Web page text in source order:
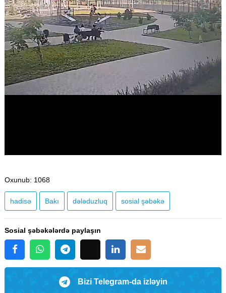
Oxunub: 1068
hadisə Bakı dələduzluq sosial şəbəkə
Sosial şəbəkələrdə paylaşın
Bizi Telegram-da izləyin